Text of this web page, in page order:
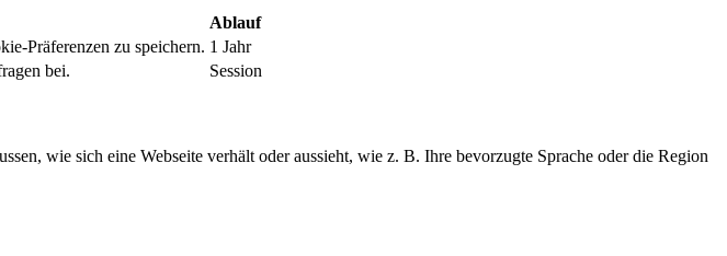
Ablauf
Präferenzen zu speichern. 1 Jahr
bei. Session
wie sich eine Webseite verhält oder aussieht, wie z. B. Ihre bevorzugte Sprache oder die Region